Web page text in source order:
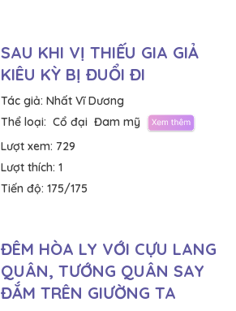
SAU KHI VỊ THIẾU GIA GIẢ
KIÊU KỲ BỊ ĐUỔI ĐI
Tác giả: Nhất Vĩ Dương
Thể loại: Cổ đại Đam mỹ
Lượt xem: 729
Lượt thích: 1
Tiến độ: 175/175
ĐÊM HÒA LY VỚI CỰU LANG
QUÂN, TƯỚNG QUÂN SAY
ĐẮM TRÊN GIƯỜNG TA